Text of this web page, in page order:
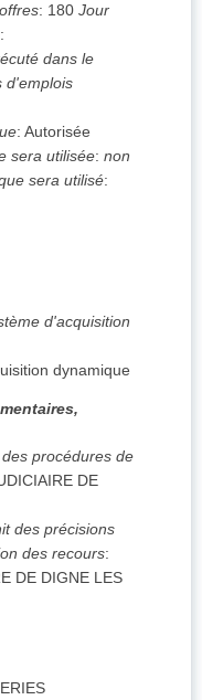
: 180 Jour
:
dans le
d'emplois
: Autorisée
sera utilisée: non
sera utilisé:
d'acquisition
dynamique
procédures de
DE
des précisions
des recours:
DE DIGNE LES